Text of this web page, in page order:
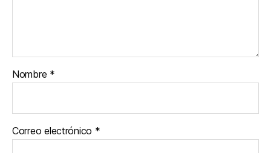
Nombre *
Correo electrónico *